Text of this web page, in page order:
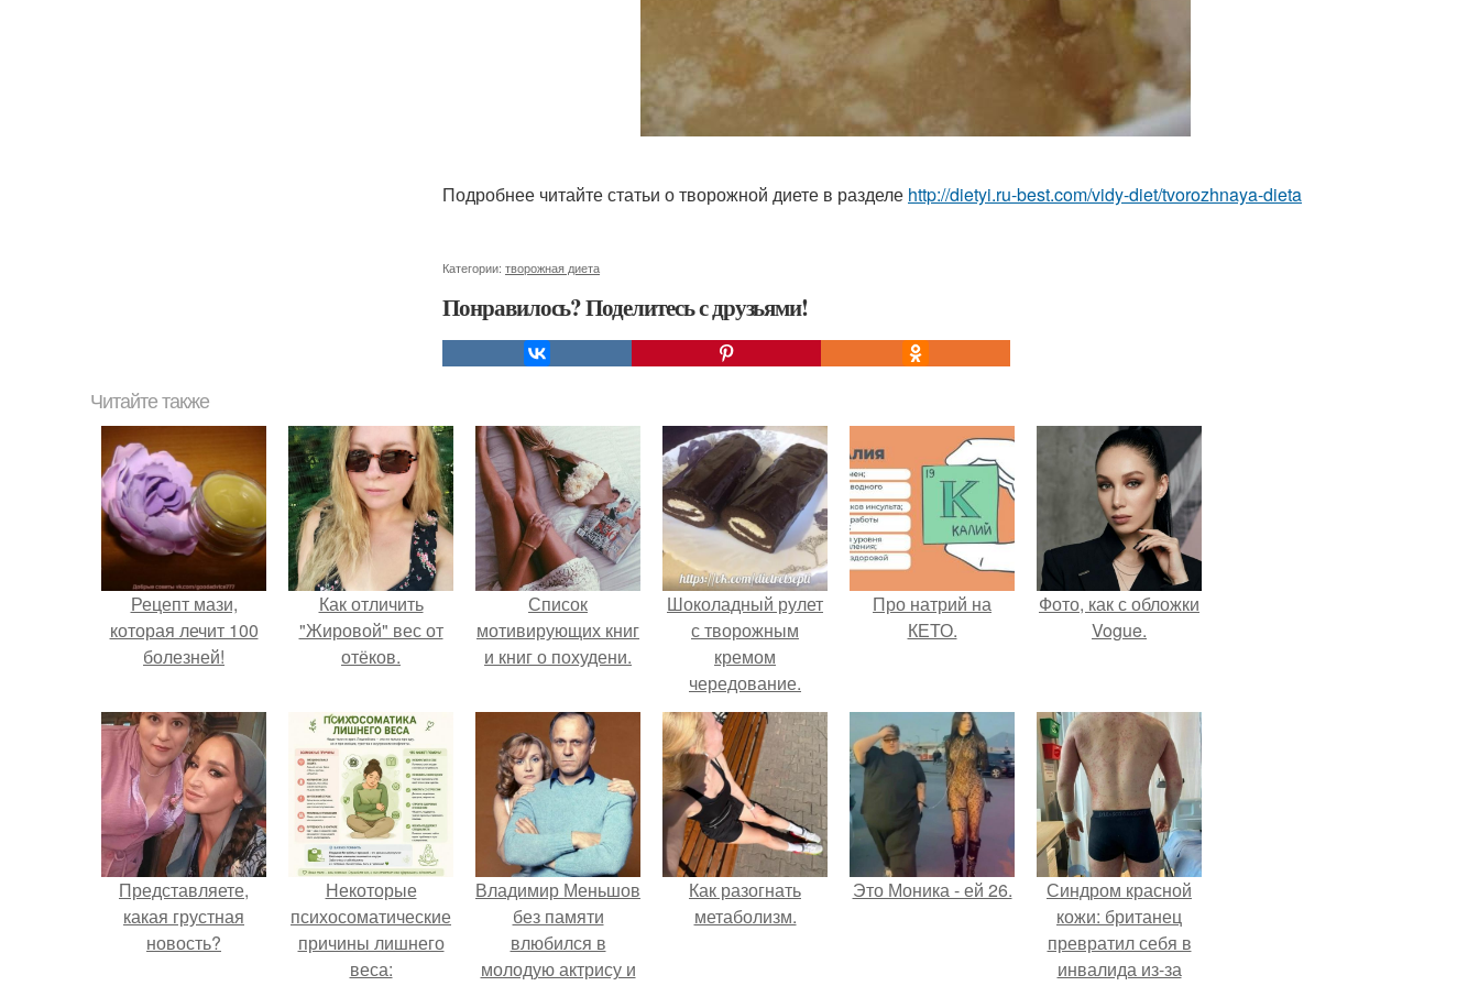
Подробнее читайте статьи о творожной диете в разделе http://dietyi.ru-best.com/vidy-diet/tvorozhnaya-dieta
Категории: творожная диета
Понравилось? Поделитесь с друзьями!
Читайте также
Рецепт мази,
которая лечит 100
болезней!
Как отличить
"Жировой" вес от
отёков.
Список
мотивирующих книг
и книг о похудени.
Шоколадный рулет
с творожным
кремом
чередование.
Про натрий на
КЕТО.
Фото, как с обложки
Vogue.
Представляете,
какая грустная
новость?
Некоторые
психосоматические
причины лишнего
веса:
Владимир Меньшов
без памяти
влюбился в
молодую актрису и
Как разогнать
метаболизм.
Это Моника - ей 26.
Синдром красной
кожи: британец
превратил себя в
инвалида из-за